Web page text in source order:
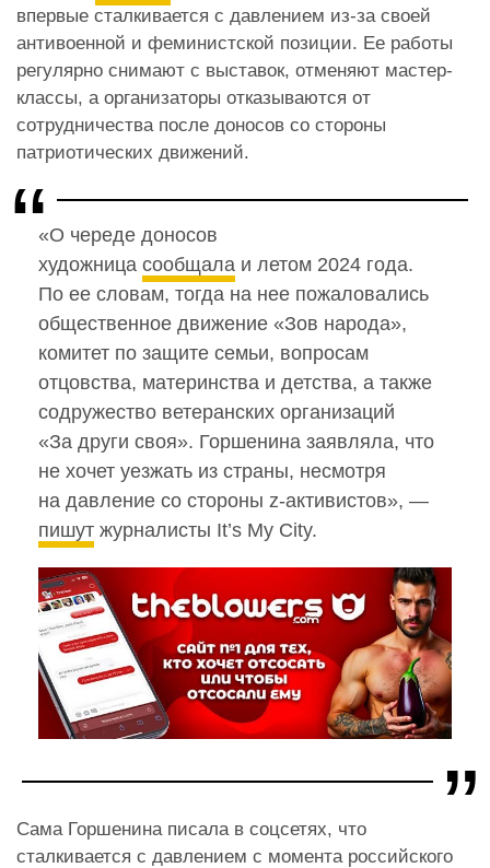
впервые сталкивается с давлением из-за своей
антивоенной и феминистской позиции. Ее работы
регулярно снимают с выставок, отменяют мастер-
классы, а организаторы отказываются от
сотрудничества после доносов со стороны
патриотических движений.
«О череде доносов
художница сообщала и летом 2024 года.
По ее словам, тогда на нее пожаловались
общественное движение «Зов народа»,
комитет по защите семьи, вопросам
отцовства, материнства и детства, а также
содружество ветеранских организаций
«За други своя». Горшенина заявляла, что
не хочет уезжать из страны, несмотря
на давление со стороны z-активистов», —
пишут журналисты It’s My City.
Сама Горшенина писала в соцсетях, что
сталкивается с давлением с момента российского